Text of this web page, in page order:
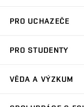
PRO UCHAZEČE
Ambasadoři studia
PRO STUDENTY
Studijní předpisy
VĚDA A VÝZKUM